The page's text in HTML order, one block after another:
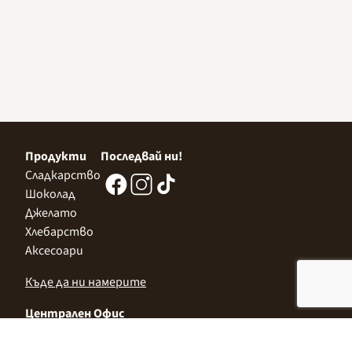
Продукти
Сладкарство
Шоколад
Джелато
Хлебарство
Аксесоари
Последвай ни!
Къде да ни намерите
Централен Офис